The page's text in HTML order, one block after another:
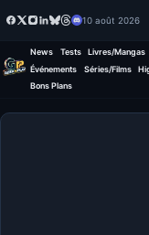
10 août 2026
News Tests
Livres/Mangas
Événements
Séries/Films
Bons Plans